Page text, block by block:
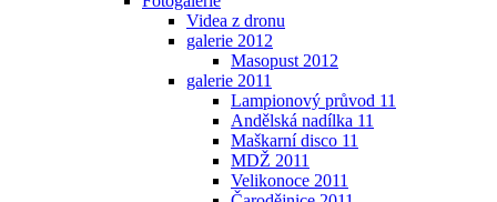
Videa z dronu
galerie 2012
Masopust 2012
galerie 2011
Lampionový průvod 11
Andělská nadílka 11
Maškarní disco 11
MDŽ 2011
Velikonoce 2011